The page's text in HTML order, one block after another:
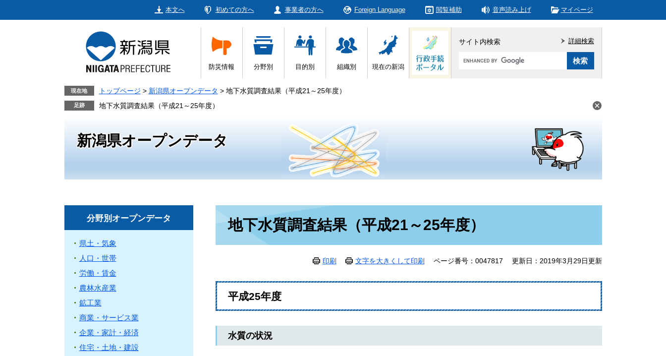
本文へ 初めての方へ 事業者の方へ Foreign Language 閲覧補助 音声読み上げ マイページ
防災情報 分野別 目的別 組織別 現在の新潟
サイト内検索
Google
詳細検索
現在地 トップページ > 新潟県オープンデータ > 地下水質調査結果（平成21～25年度）
地下水質調査結果（平成21～25年度）
新潟県オープンデータ
地下水質調査結果（平成21～25年度）
印刷 文字を大きくして印刷 ページ番号：0047817 更新日：2019年3月29日更新
平成25年度
水質の状況
分野別オープンデータ
県土・気象
人口・世帯
労働・賃金
農林水産業
鉱工業
商業・サービス業
企業・家計・経済
住宅・土地・建設